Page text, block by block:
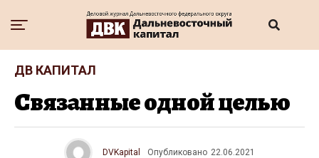
ДВ КАПИТАЛ
Связанные одной целью
DVKapital Опубликовано 22.06.2021